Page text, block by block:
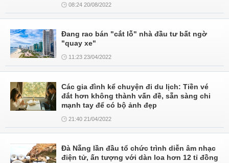
08:24 20/08/2022
Đang rao bán "cắt lỗ" nhà đầu tư bất ngờ
"quay xe"
11:23 23/04/2022
Các gia đình kể chuyện đi du lịch: Tiền vé
đắt hơn không thành vấn đề, sẵn sàng chi
mạnh tay để có bộ ảnh đẹp
21:40 21/04/2022
Đà Nẵng lần đầu tổ chức trình diễn âm nhạc
điện tử, ấn tượng với dàn loa hơn 12 tỉ đồng